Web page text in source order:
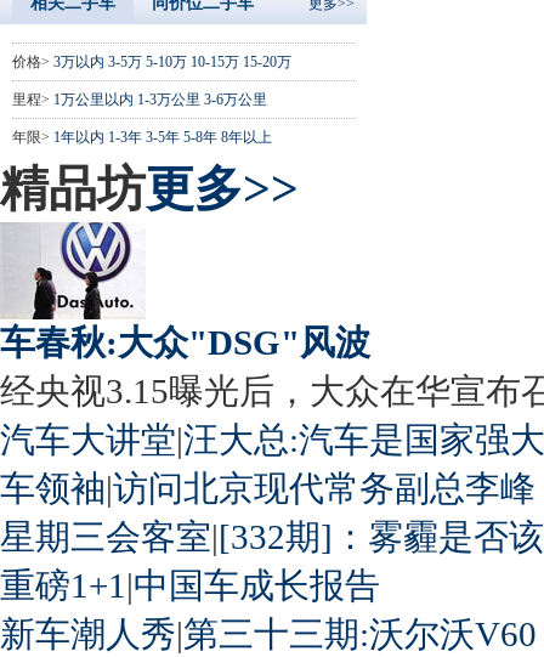
价格> 3万以内 3-5万 5-10万 10-15万 15-20万
里程> 1万公里以内 1-3万公里 3-6万公里
年限> 1年以内 1-3年 3-5年 5-8年 8年以上
精品坊更多>>
车春秋:大众"DSG"风波
经央视3.15曝光后，大众在华宣布
汽车大讲堂|汪大总:汽车是国家强
车领袖|访问北京现代常务副总李峰
星期三会客室|[332期]：雾霾是否
重磅1+1 |中国车成长报告
新车潮人秀|第三十三期:沃尔沃